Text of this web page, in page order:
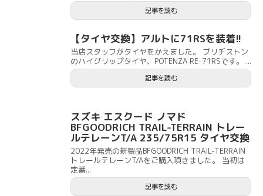
記事を読む
【タイヤ交換】アルトに71RSを装着!!
当店スタッフがタイヤをかえました。 ブリヂストン
のハイグリップタイヤ、POTENZA RE-71RSです。 ...
記事を読む
スズキ エスクード ノマド
BFGOODRICH TRAIL-TERRAIN トレー
ルテレーンT/A 235/75R15 タイヤ交換
2022年発売の新製品BFGOODRICH TRAIL-TERRAIN
トレールテレーンT/Aをご購入頂きました。 当初は
定番...
記事を読む